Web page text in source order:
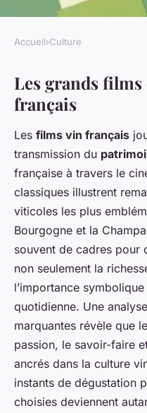
Les Vins
Un Voyage
Éclat et
Youssef•27 avril 2025 •1
Accueil›Culture
Les grands
français
Les films vin français
transmission du
française à travers le
classiques illustrent
viticoles les plus
Bourgogne et la
souvent de cadres pour
non seulement la
l’importance
quotidienne. Une
marquantes révèle que
passion, le savoir-faire
ancrés dans la culture
instants de dégustation
choisies deviennent